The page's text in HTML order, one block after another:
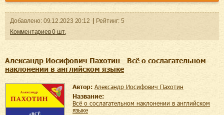
Добавленo: 09.12.2023 20:12 Рейтинг: 5
Комментариев0 шт.
Александр Иосифович Пахотин - Всё о сослагательном
наклонении в английском языке
Автор:
Александр Иосифович Пахотин
Название:
Всё о сослагательном наклонении в английском
языке